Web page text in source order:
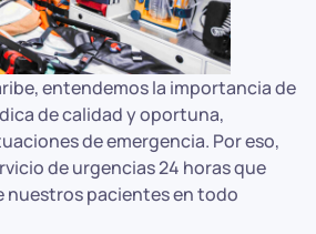
entendemos la importancia de
de calidad y oportuna,
de emergencia. Por eso,
de urgencias 24 horas que
nuestros pacientes en todo